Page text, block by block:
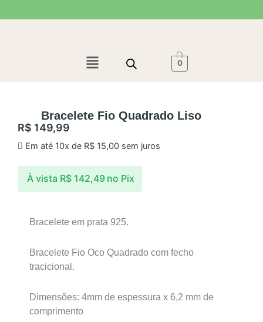
para
Menu 0
Bracelete Fio Quadrado Liso
R$ 149,99
Em até 10x de R$15,00sem juros
À vista R$142,49 no Pix
Bracelete em prata 925.
Bracelete Fio Oco Quadrado com fecho
tracicional.
Dimensões: 4mm de espessura x 6,2 mm de
comprimento